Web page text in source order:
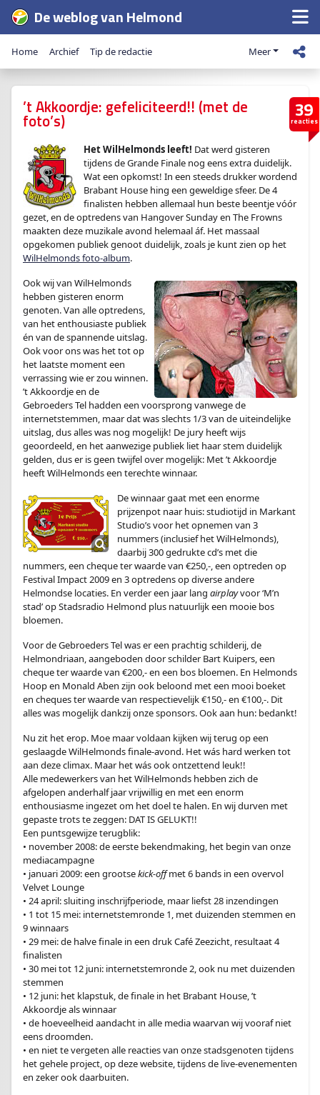
De weblog van Helmond
Home Archief Tip de redactie Meer
39
reacties
’t Akkoordje: gefeliciteerd!! (met de
foto’s)
Het WilHelmonds leeft! Dat werd gisteren
tijdens de Grande Finale nog eens extra duidelijk.
Wat een opkomst! In een steeds drukker wordend
Brabant House hing een geweldige sfeer. De 4
finalisten hebben allemaal hun beste beentje vóór
gezet, en de optredens van Hangover Sunday en The Frowns
maakten deze muzikale avond helemaal áf. Het massaal
opgekomen publiek genoot duidelijk, zoals je kunt zien op het
WilHelmonds foto-album.
Ook wij van WilHelmonds
hebben gisteren enorm
genoten. Van alle optredens,
van het enthousiaste publiek
én van de spannende uitslag.
Ook voor ons was het tot op
het laatste moment een
verrassing wie er zou winnen.
’t Akkoordje en de
Gebroeders Tel hadden een voorsprong vanwege de
internetstemmen, maar dat was slechts 1/3 van de uiteindelijke
uitslag, dus alles was nog mogelijk! De jury heeft wijs
geoordeeld, en het aanwezige publiek liet haar stem duidelijk
gelden, dus er is geen twijfel over mogelijk: Met ’t Akkoordje
heeft WilHelmonds een terechte winnaar.
De winnaar gaat met een enorme
prijzenpot naar huis: studiotijd in Markant
Studio’s voor het opnemen van 3
nummers (inclusief het WilHelmonds),
daarbij 300 gedrukte cd’s met die
nummers, een cheque ter waarde van €250,-, een optreden op
Festival Impact 2009 en 3 optredens op diverse andere
Helmondse locaties. En verder een jaar lang airplayvoor ‘M’n
stad’ op Stadsradio Helmond plus natuurlijk een mooie bos
bloemen.
Voor de Gebroeders Tel was er een prachtig schilderij, de
Helmondriaan, aangeboden door schilder Bart Kuipers, een
cheque ter waarde van €200,- en een bos bloemen. En Helmonds
Hoop en Monald Aben zijn ook beloond met een mooi boeket
en cheques ter waarde van respectievelijk €150,- en €100,-. Dit
alles was mogelijk dankzij onze sponsors. Ook aan hun: bedankt!
Nu zit het erop. Moe maar voldaan kijken wij terug op een
geslaagde WilHelmonds finale-avond. Het wás hard werken tot
aan deze climax. Maar het wás ook ontzettend leuk!!
Alle medewerkers van het WilHelmonds hebben zich de
afgelopen anderhalf jaar vrijwillig en met een enorm
enthousiasme ingezet om het doel te halen. En wij durven met
gepaste trots te zeggen: DAT IS GELUKT!!
Een puntsgewijze terugblik:
• november 2008: de eerste bekendmaking, het begin van onze
mediacampagne
• januari 2009: een grootsekick-offmet 6 bands in een overvol
Velvet Lounge
• 24 april: sluiting inschrijfperiode, maar liefst 28 inzendingen
• 1 tot 15 mei: internetstemronde 1, met duizenden stemmen en
9 winnaars
• 29 mei: de halve finale in een druk Café Zeezicht, resultaat 4
finalisten
• 30 mei tot 12 juni: internetstemronde 2, ook nu met duizenden
stemmen
• 12 juni: het klapstuk, de finale in het Brabant House, ’t
Akkoordje als winnaar
• de hoeveelheid aandacht in alle media waarvan wij vooraf niet
eens droomden.
• en niet te vergeten alle reacties van onze stadsgenoten tijdens
het gehele project, op deze website, tijdens de live-evenementen
en zeker ook daarbuiten.